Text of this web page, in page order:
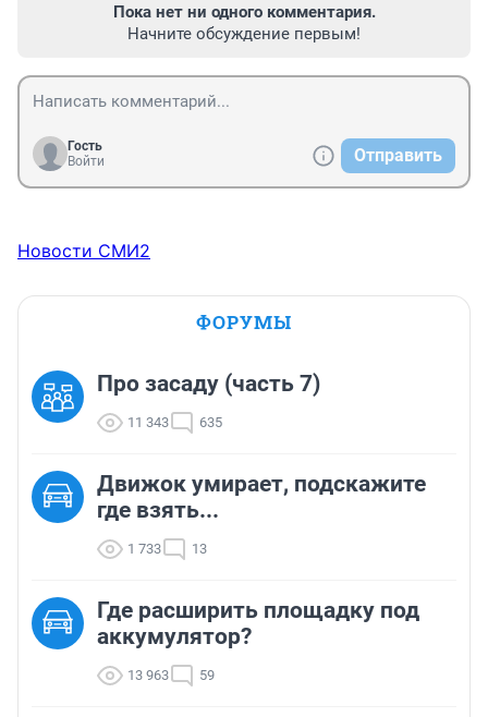
Пока нет ни одного комментария.
Начните обсуждение первым!
Гость
Войти
Отправить
Новости СМИ2
ФОРУМЫ
Про засаду (часть 7)
11 343 635
Движок умирает, подскажите
где взять...
1 733 13
Где расширить площадку под
аккумулятор?
13 963 59